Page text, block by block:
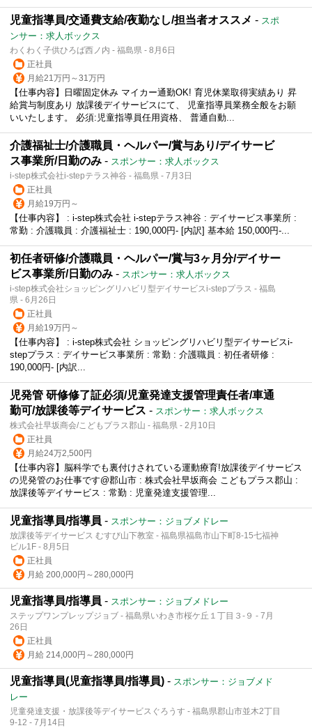
児童指導員/交通費支給/夜勤なし/担当者オススメ - スポ
ンサー：求人ボックス
わくわく子供ひろば西ノ内 - 福島県 - 8月6日
正社員
月給21万円～31万円
【仕事内容】日曜固定休み マイカー通勤OK! 育児休業取得実績あり 昇
給賞与制度あり 放課後デイサービスにて、 児童指導員業務全般をお願
いいたします。 必須:児童指導員任用資格、 普通自動...
介護福祉士/介護職員・ヘルパー/賞与あり/デイサービ
ス事業所/日勤のみ - スポンサー：求人ボックス
i-step株式会社i-stepテラス神谷 - 福島県 - 7月3日
正社員
月給19万円～
【仕事内容】 : i-step株式会社 i-stepテラス神谷 : デイサービス事業所 :
常勤 : 介護職員 : 介護福祉士 : 190,000円- [内訳] 基本給 150,000円-...
初任者研修/介護職員・ヘルパー/賞与3ヶ月分/デイサー
ビス事業所/日勤のみ - スポンサー：求人ボックス
i-step株式会社ショッピングリハビリ型デイサービスi-stepプラス - 福島
県 - 6月26日
正社員
月給19万円～
【仕事内容】 : i-step株式会社 ショッピングリハビリ型デイサービスi-
stepプラス : デイサービス事業所 : 常勤 : 介護職員 : 初任者研修 :
190,000円- [内訳...
児発管 研修修了証必須/児童発達支援管理責任者/車通
勤可/放課後等デイサービス - スポンサー：求人ボックス
株式会社早坂商会/こどもプラス郡山 - 福島県 - 2月10日
正社員
月給24万2,500円
【仕事内容】脳科学でも裏付けされている運動療育!放課後デイサービス
の児発管のお仕事です@郡山市 : 株式会社早坂商会 こどもプラス郡山 :
放課後等デイサービス : 常勤 : 児童発達支援管理...
児童指導員/指導員 - スポンサー：ジョブメドレー
放課後等デイサービス むすび山下教室 - 福島県福島市山下町8-15七福神
ビル1F - 8月5日
正社員
月給 200,000円～280,000円
児童指導員/指導員 - スポンサー：ジョブメドレー
ステップワンプレップジョブ - 福島県いわき市桜ケ丘１丁目３-９ - 7月
26日
正社員
月給 214,000円～280,000円
児童指導員(児童指導員/指導員) - スポンサー：ジョブメド
レー
児童発達支援・放課後等デイサービスぐろうす - 福島県郡山市並木2丁目
9-12 - 7月14日